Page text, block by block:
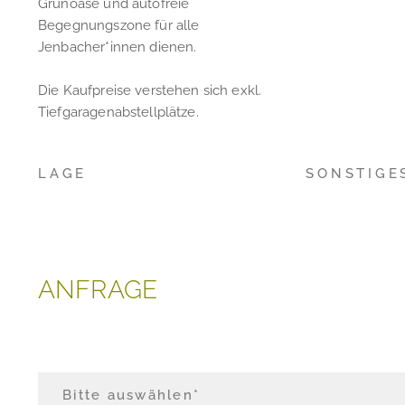
Grünoase und autofreie
Begegnungszone für alle
Jenbacher*innen dienen.
Die Kaufpreise verstehen sich exkl.
Tiefgaragenabstellplätze.
LAGE
ANFRAGE